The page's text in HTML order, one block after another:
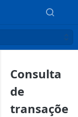
Consulta
de
transaçõe